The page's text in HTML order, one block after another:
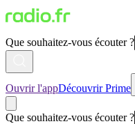
Que souhaitez-vous écouter ?
Ouvrir l'appDécouvrir Prime
Que souhaitez-vous écouter ?